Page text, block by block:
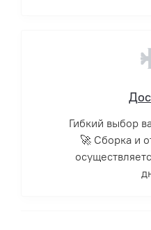
Гибкий выбор
🚀 Сборка и